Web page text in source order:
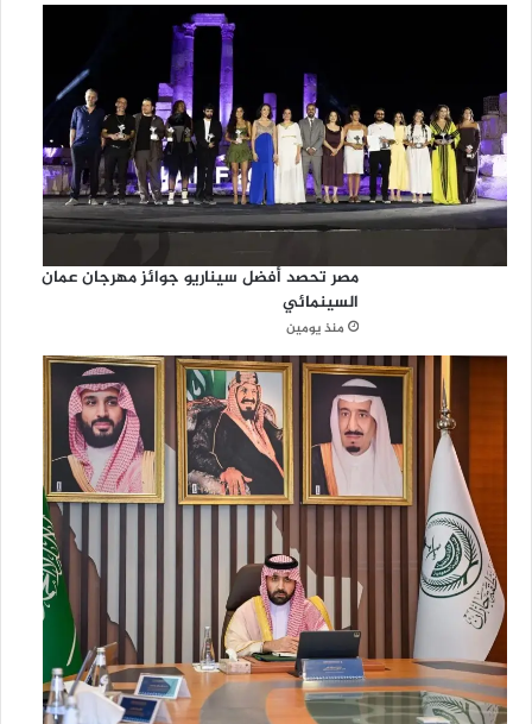
مصر تحصد أفضل سيناريو جوائز مهرجان عمان
السينمائي
منذ يومين